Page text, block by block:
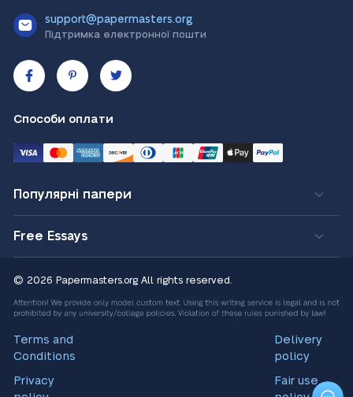
support@papermasters.org
Підтримка електронної пошти
Способи оплати
Популярні папери
Free Essays
© 2026 Papermasters.org All rights reserved.
Terms and
Conditions
Privacy
Delivery
policy
Fair use